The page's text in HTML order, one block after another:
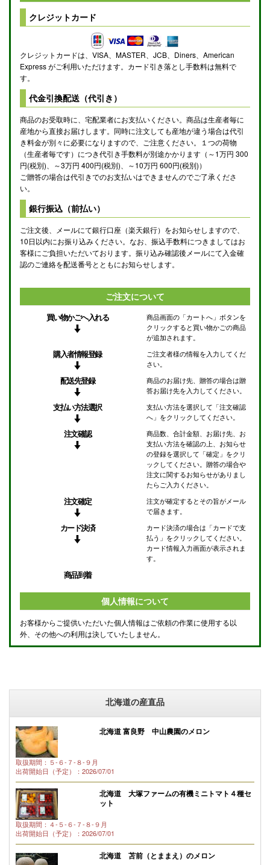
クレジットカード
クレジットカードは、VISA、MASTER、JCB、Diners、American
Express がご利用いただけます。カード引き落とし手数料は無料で
す。
代金引換配送（代引き）
商品のお受取時に、宅配業者にお支払いください。商品は生産者毎に
産地から直接お届けします。同時に注文しても産地が違う場合は代引
き料金が別々に必要になりますので、ご注意ください。１つの荷物
（生産者毎です）につき代引き手数料が別途かかります（～1万円 300
円(税別)、～3万円 400円(税別)、～10万円 600円(税別)）
ご贈答の場合は代引きでのお支払いはできませんのでご了承くださ
い。
銀行振込（前払い）
ご注文後、メールにて銀行口座（楽天銀行）をお知らせしますので、
10日以内にお振り込みください。なお、振込手数料につきましてはお
客様にご負担いただいております。振り込み確認後メールにて入金確
認のご連絡を配送番号とともにお知らせします。
ご注文について
買い物かごへ入れる
商品画面の「カートへ」ボタンを
クリックすると買い物かごの商品
が追加されます。
購入者情報登録
ご注文者様の情報を入力してくだ
さい。
配送先登録
商品のお届け先、贈答の場合は贈
答お届け先を入力してください。
支払い方法選択
支払い方法を選択して「注文確認
へ」をクリックしてください。
注文確認
商品数、合計金額、お届け先、お
支払い方法を確認の上、お知らせ
の登録を選択して「確定」をクリ
ックしてください。贈答の場合や
注文に関するお知らせがありまし
たらご入力ください。
注文確定
注文が確定するとその旨がメール
で届きます。
カード決済
カード決済の場合は「カードで支
払う」をクリックしてください。
カード情報入力画面が表示されま
す。
商品到着
個人情報について
お客様からご提供いただいた個人情報はご依頼の作業に使用する以
外、その他への利用は決していたしません。
北海道の産直品
北海道 富良野 中山農園のメロン
取扱期間：５-６-７-８-９月
出荷開始日（予定）：2026/07/01
北海道 大塚ファームの有機ミニトマト４種セ
ット
取扱期間：４-５-６-７-８-９月
出荷開始日（予定）：2026/07/01
北海道 苫前（とままえ）のメロン